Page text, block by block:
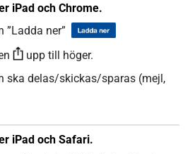
iPad och Chrome.
”Ladda ner”
upp till höger.
ska delas/skickas/sparas (mejl,
iPad och Safari.